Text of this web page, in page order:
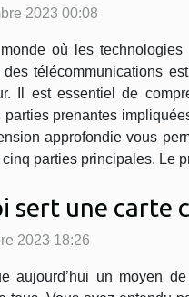
2023 00:08
où les
des télécommunications
Il est essentiel de
prenantes
approfondie vous
parties principales. Le
sert une carte
2023 18:26
aujourd’hui un moyen